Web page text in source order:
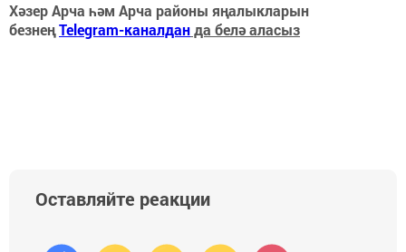
Хәзер Арча һәм Арча районы яңалыкларын
безнеңTelegram-каналданда белә аласыз
Оставляйте реакции